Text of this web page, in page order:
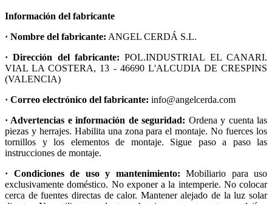
Información del fabricante
· Nombre del fabricante: ANGEL CERDÁ S.L.
· Dirección del fabricante: POL.INDUSTRIAL EL CANARI.
VIAL LA COSTERA, 13 - 46690 L'ALCUDIA DE CRESPINS
(VALENCIA)
· Correo electrónico del fabricante: info@angelcerda.com
· Advertencias e información de seguridad: Ordena y cuenta las
piezas y herrajes. Habilita una zona para el montaje. No fuerces los
tornillos y los elementos de montaje. Sigue paso a paso las
instrucciones de montaje.
· Condiciones de uso y mantenimiento: Mobiliario para uso
exclusivamente doméstico. No exponer a la intemperie. No colocar
cerca de fuentes directas de calor. Mantener alejado de la luz solar